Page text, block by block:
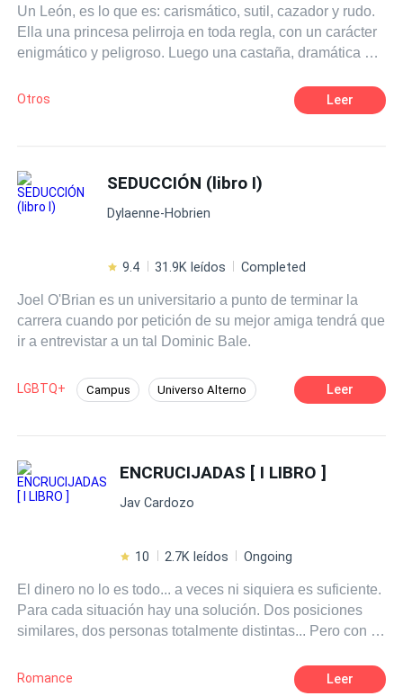
Un León, es lo que es: carismático, sutil, cazador y rudo.
Ella una princesa pelirroja en toda regla, con un carácter
enigmático y peligroso. Luego una castaña, dramática en
rubia a la que no puedes ignorar, su suave espíritu es
fuerza en crecimiento. Un cóctel que se enciende las
Otros Leer
SEDUCCIÓN (libro I)
Dylaenne-Hobrien
9.4 31.9K leídos Completed
Joel O'Brian es un universitario a punto de terminar la
carrera cuando por petición de su mejor amiga tendrá que
ir a entrevistar a un tal Dominic Bale.
LGBTQ+ Campus Universo Alterno
Esclavo/a
Leer
ENCRUCIJADAS [ I LIBRO ]
Jav Cardozo
10 2.7K leídos Ongoing
El dinero no lo es todo... a veces ni siquiera es suficiente.
Para cada situación hay una solución. Dos posiciones
similares, dos personas totalmente distintas... Pero con el
Romance Leer